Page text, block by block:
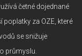
četné dojednané
poplatky za OZE, které
se snižuje
průmyslu.